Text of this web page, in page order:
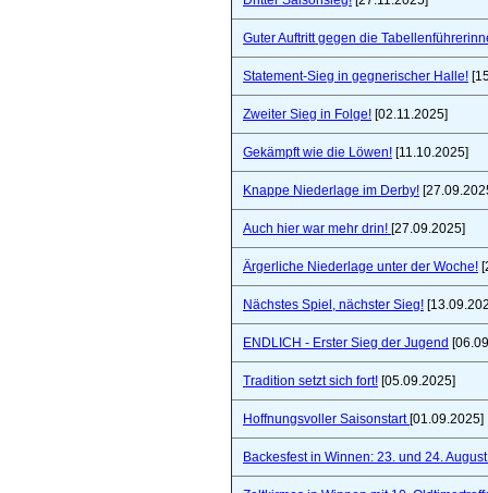
Guter Auftritt gegen die
Statement-Sieg in gegnerischer Halle!
Zweiter Sieg in Folge! [02.11.2025]
Gekämpft wie die Löwen! [11.10.2025]
Knappe Niederlage im Derby!
Auch hier war mehr drin! [27.09.2025]
Ärgerliche Niederlage unter der Woche!
Nächstes Spiel, nächster Sieg!
ENDLICH - Erster Sieg der Jugend
Tradition setzt sich fort! [05.09.2025]
Hoffnungsvoller Saisonstart [01.09.2025]
Backesfest in Winnen: 23. und 24.